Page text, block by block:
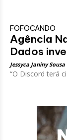
FOFOCANDO
Agência
Dados
Jessyca Janiny Sousa
“O Discord terá